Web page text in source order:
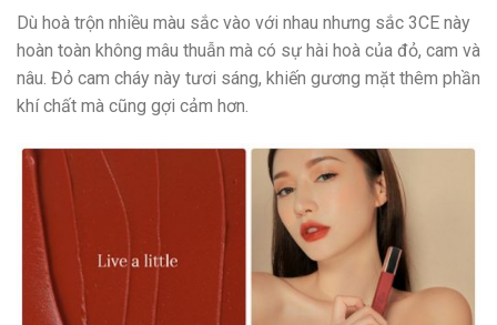
Dù hoà trộn nhiều màu sắc vào với nhau nhưng sắc 3CE này
hoàn toàn không mâu thuẫn mà có sự hài hoà của đỏ, cam và
nâu. Đỏ cam cháy này tươi sáng, khiến gương mặt thêm phần
khí chất mà cũng gợi cảm hơn.